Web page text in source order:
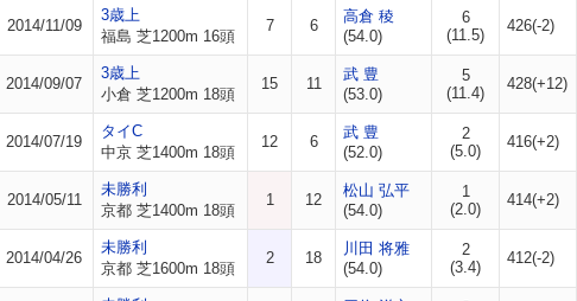
2014/11/09
3歳上
福島 芝1200m 16頭
7 6
高倉 稜
(54.0)
6
(11.5)
426(-2)
2014/09/07
3歳上
小倉 芝1200m 18頭
15 11
武 豊
(53.0)
5
(11.4)
428(+12)
2014/07/19
タイC
中京 芝1400m 18頭
12 6
武 豊
(52.0)
2
(5.0)
416(+2)
2014/05/11
未勝利
京都 芝1400m 18頭
1 12
松山 弘平
(54.0)
1
(2.0)
414(+2)
2014/04/26
未勝利
京都 芝1600m 18頭
2 18
川田 将雅
(54.0)
2
(3.4)
412(-2)